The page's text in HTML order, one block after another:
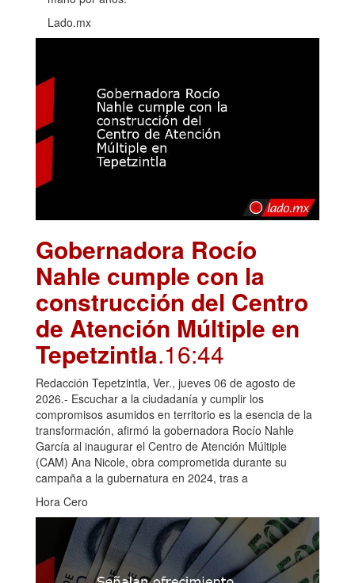
Lado.mx
Gobernadora Rocío
Nahle cumple con la
construcción del Centro
de Atención Múltiple en
Tepetzintla.16:44
Redacción Tepetzintla, Ver., jueves 06 de agosto de
2026.- Escuchar a la ciudadanía y cumplir los
compromisos asumidos en territorio es la esencia de la
transformación, afirmó la gobernadora Rocío Nahle
García al inaugurar el Centro de Atención Múltiple
(CAM) Ana Nicole, obra comprometida durante su
campaña a la gubernatura en 2024, tras a
Hora Cero